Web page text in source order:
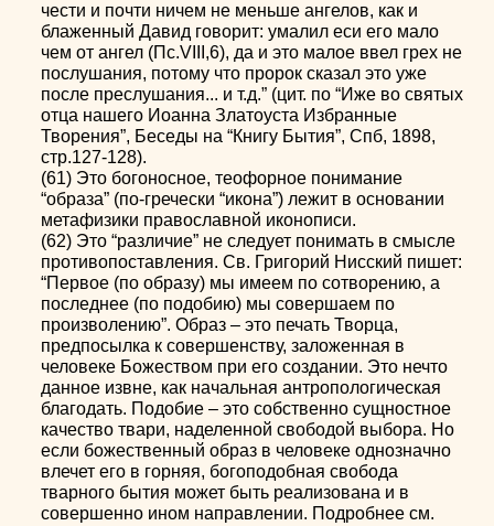
чести и почти ничем не меньше ангелов, как и
блаженный Давид говорит: умалил еси его мало
чем от ангел (Пс.VIII,6), да и это малое ввел грех не
послушания, потому что пророк сказал это уже
после преслушания... и т.д.” (цит. по “Иже во святых
отца нашего Иоанна Златоуста Избранные
Творения”, Беседы на “Книгу Бытия”, Спб, 1898,
стр.127-128).
(61) Это богоносное, теофорное понимание
“образа” (по-гречески “икона”) лежит в основании
метафизики православной иконописи.
(62) Это “различие” не следует понимать в смысле
противопоставления. Св. Григорий Нисский пишет:
“Первое (по образу) мы имеем по сотворению, а
последнее (по подобию) мы совершаем по
произволению”. Образ – это печать Творца,
предпосылка к совершенству, заложенная в
человеке Божеством при его создании. Это нечто
данное извне, как начальная антропологическая
благодать. Подобие – это собственно сущностное
качество твари, наделенной свободой выбора. Но
если божественный образ в человеке однозначно
влечет его в горняя, богоподобная свобода
тварного бытия может быть реализована и в
совершенно ином направлении. Подробнее см.